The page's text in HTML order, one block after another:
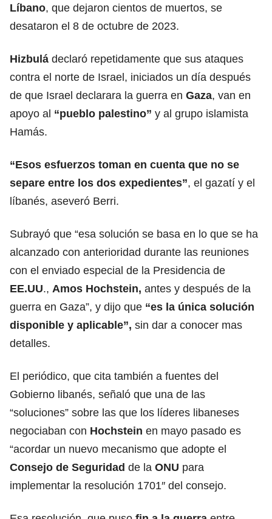
Líbano, que dejaron cientos de muertos, se
desataron el 8 de octubre de 2023.
Hizbulá declaró repetidamente que sus ataques
contra el norte de Israel, iniciados un día después
de que Israel declarara la guerra en Gaza, van en
apoyo al “pueblo palestino” y al grupo islamista
Hamás.
“Esos esfuerzos toman en cuenta que no se
separe entre los dos expedientes”, el gazatí y el
líbanés, aseveró Berri.
Subrayó que “esa solución se basa en lo que se ha
alcanzado con anterioridad durante las reuniones
con el enviado especial de la Presidencia de
EE.UU., Amos Hochstein, antes y después de la
guerra en Gaza”, y dijo que “es la única solución
disponible y aplicable”, sin dar a conocer mas
detalles.
El periódico, que cita también a fuentes del
Gobierno libanés, señaló que una de las
“soluciones” sobre las que los líderes libaneses
negociaban con Hochstein en mayo pasado es
“acordar un nuevo mecanismo que adopte el
Consejo de Seguridad de la ONU para
implementar la resolución 1701″ del consejo.